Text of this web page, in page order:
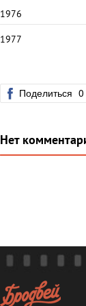
1976
1977
Поделиться 0
Нет